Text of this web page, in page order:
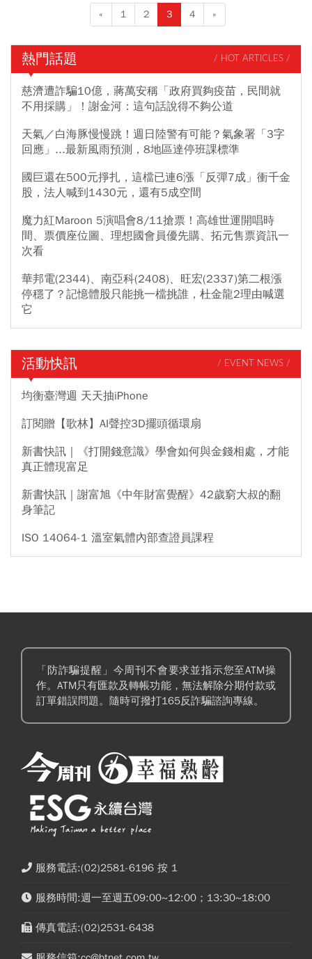
灣危急時刻，美國要能有效幫助台灣，台灣要具備的條件之一是具
有能源韌性，但在他眼中，若沒有核能發電，台灣光靠再生能源不
限制」。
« 1 2 3 4 »
熱門話題 / HOT ARTICLES /
慈濟遭詐騙10億，蔣萬安稱「政府買夠疫苗，民間就
不用採購」！謝金河：這句話說得不夠公道
天氣／白海豚慢慢跳！週日陸警有可能？氣象署「3字
回應」...最新風雨預測，8地區達停班課標準
國巨還在500元掙扎，這檔已連6漲「反彈7成」衝千金
股，法人喊到1430元，還有5成空間
魔力紅Maroon 5演唱會8/11搶票！高雄世運開唱時
間、票價座位圖、理想國會員優先購、拓元售票資訊一
次看
華邦電(2344)、南亞科(2408)、旺宏(2337)第二根漲
停穩了？記憶體股只能挑一檔挑誰，杜金龍2理由喊選
它
活動快訊 / EVENT NEWS /
均衡臺灣週 天天抽iPhone
訂閱贈【歌林】AI聲控3D擺頭循環扇
新書快訊｜《打開錢意識》學會如何與金錢相處，才能
真正體現富足
新書快訊｜謝富旭《中年財富覺醒》42歲窮大叔的翻
身筆記
ISO 14064-1 溫室氣體內部查證員課程
「防詐騙提醒」今周刊不會要求並指示您至ATM操
作。ATM只有匯款及轉帳功能，無法解除分期付款或
訂單錯誤問題。隨時可撥打165反詐騙諮詢專線。
服務電話:(02)2581-6196 按 1
服務時間:週一至週五09:00~12:00；13:30~18:00
傳真電話:(02)2531-6438